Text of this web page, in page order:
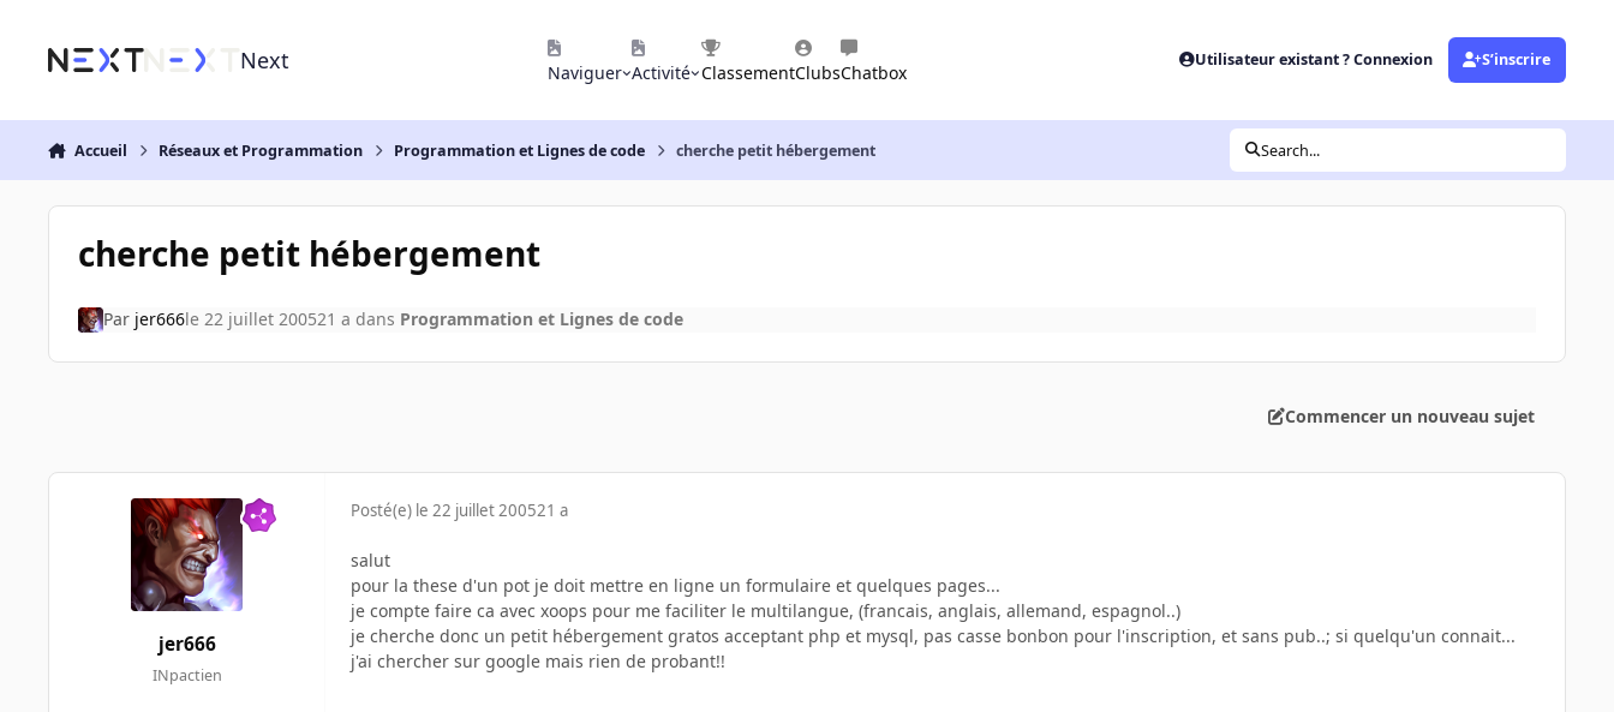
Next Naviguer Activité ClassementClubsChatbox
Utilisateur existant ? Connexion S’inscrire
Accueil Réseaux et Programmation Programmation et Lignes de code cherche petit hébergement Search...
cherche petit hébergement
Par jer666le 22 juillet 200521 a dans Programmation et Lignes de code
Commencer un nouveau sujet
jer666
INpactien
Posté(e) le 22 juillet 200521 a
salut
pour la these d'un pot je doit mettre en ligne un formulaire et quelques pages...
je compte faire ca avec xoops pour me faciliter le multilangue, (francais, anglais, allemand, espagnol..)
je cherche donc un petit hébergement gratos acceptant php et mysql, pas casse bonbon pour l'inscription, et sans pub..; si quelqu'un connait...
j'ai chercher sur google mais rien de probant!!